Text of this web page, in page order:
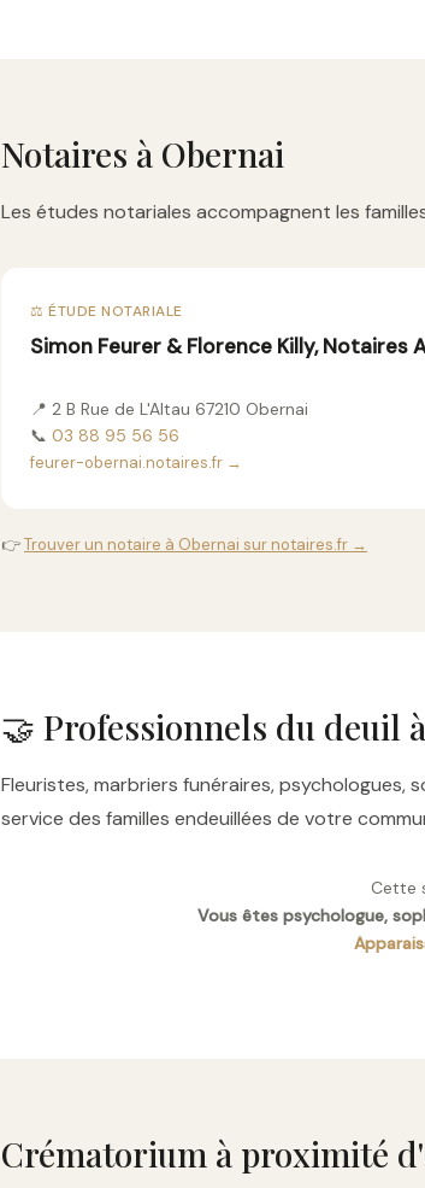
Notaires à Obernai
Les études notariales accompagnent les
⚖️ ÉTUDE NOTARIALE
Simon Feurer & Florence Killy, Notaires
📍 2 B Rue de L'Altau 67210 Obernai
📞 03 88 95 56 56
feurer-obernai.notaires.fr →
👉Trouver un notaire à Obernai sur notaires.fr →
🤝 Professionnels du deuil
Fleuristes, marbriers funéraires,
service des familles endeuillées de votre
Cette
Vous êtes psychologue,
Crématorium à proximité